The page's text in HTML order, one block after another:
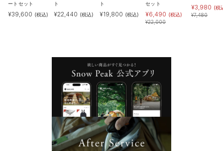
ートセット
¥39,600 (税込)
ト
¥22,440 (税込)
ト
¥19,800 (税込)
セット
¥6,490 (税込)
¥22,000
¥3,980 (税
¥7,480